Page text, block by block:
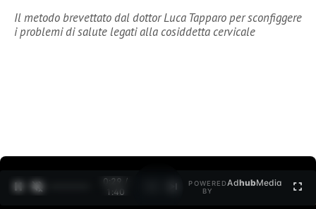
Il metodo brevettato dal dottor Luca Tapparo per sconfiggere
i problemi di salute legati alla cosiddetta cervicale
0:30 /
1:40
POWERED
BY
AdhubMedia